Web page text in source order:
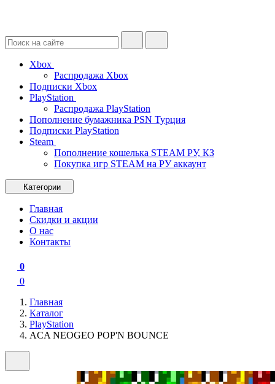
Xbox
Распродажа Xbox
Подписки Xbox
PlayStation
Распродажа PlayStation
Пополнение бумажника PSN Турция
Подписки PlayStation
Steam
Пополнение кошелька STEAM РУ, КЗ
Покупка игр STEAM на РУ аккаунт
Категории
Главная
Скидки и акции
О нас
Контакты
0
0
Главная
Каталог
PlayStation
ACA NEOGEO POP'N BOUNCE